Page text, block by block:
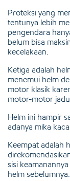
Proteksi yang
tentunya lebih
pengendara
belum bisa
kecelakaan.
Ketiga adalah
menemui helm
motor klasik
motor-motor
Helm ini hampir
adanya mika
Keempat adalah
sisi
helm sebelumnya.